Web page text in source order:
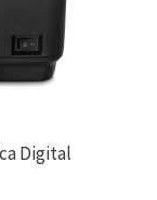
Digital